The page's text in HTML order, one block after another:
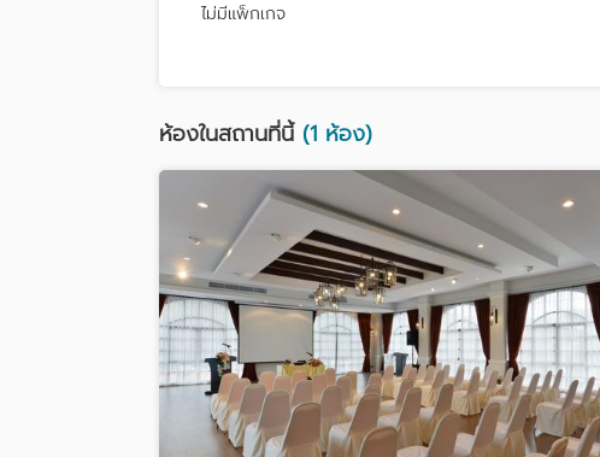
ไม่มีแพ็กเกจ
ห้องในสถานที่นี้(1 ห้อง)